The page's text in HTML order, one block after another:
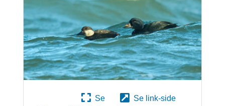
Se
Se link-side